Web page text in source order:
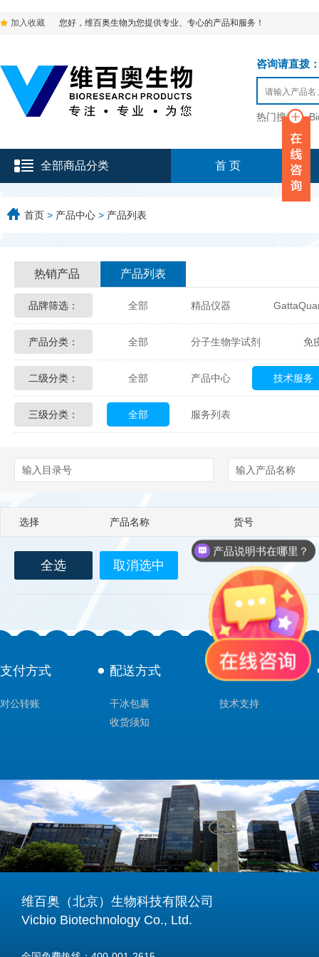
加入收藏 您好，维百奥生物为您提供专业、专心的产品和服务！
咨询请直拨
热门搜索：
全部商品分类 首 页
首页 > 产品中心 > 产品列表
热销产品 产品列表
品牌筛选： 全部 精品仪器
Glycon Biochem Sterlitech
Echelon Biosciences Verichem
Affinity Biologicals
Berry & Associates
LGC Maine Standards Biolife
AbD Serotec
产品分类： 全部 分子生物学试剂 免
化学及生物化学试剂 材料学试剂
二级分类： 全部 产品中心 技术服务
配送方式 售后服务
三级分类： 全部 服务列表
选择 产品名称 货号
全选 取消选中
支付方式
对公转账
配送方式
干冰包裹
收货须知
售后服务
技术支持
维百奥（北京）生物科技有限公司
Vicbio Biotechnology Co., Ltd.
产品说明书在哪里？